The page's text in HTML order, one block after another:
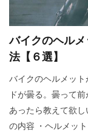
バイクのヘル
法【６選】
バイクのヘルメッ
ドが曇る。曇って
あったら教えて欲
の内容 ・ヘルメッ